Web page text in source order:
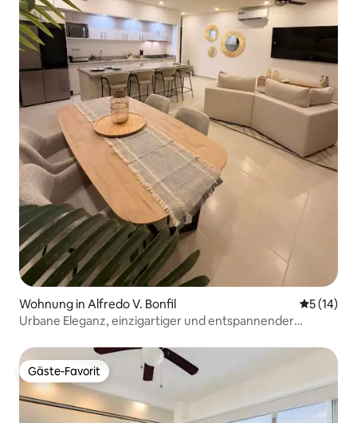
Wohnung in Alfredo V. Bonfil
5 (14)
Urbane Eleganz, einzigartiger und entspannender
Gäste-Favorit
Gäste-Favorit